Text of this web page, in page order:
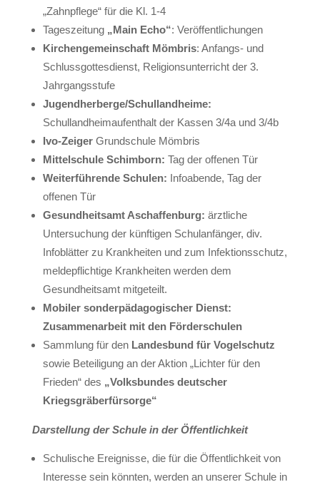
„Zahnpflege“ für die Kl. 1-4
Tageszeitung „Main Echo“: Veröffentlichungen
Kirchengemeinschaft Mömbris: Anfangs- und
Schlussgottesdienst, Religionsunterricht der 3.
Jahrgangsstufe
Jugendherberge/Schullandheime:
Schullandheimaufenthalt der Kassen 3/4a und 3/4b
Ivo-ZeigerGrundschule Mömbris
Mittelschule Schimborn: Tag der offenen Tür
Weiterführende Schulen: Infoabende, Tag der
offenen Tür
Gesundheitsamt Aschaffenburg: ärztliche
Untersuchung der künftigen Schulanfänger, div.
Infoblätter zu Krankheiten und zum Infektionsschutz,
meldepflichtige Krankheiten werden dem
Gesundheitsamt mitgeteilt.
Mobiler sonderpädagogischer Dienst:
Zusammenarbeit mit den Förderschulen
Sammlung für den Landesbund für Vogelschutz
sowie Beteiligung an der Aktion „Lichter für den
Frieden“ des „Volksbundes deutscher
Kriegsgräberfürsorge“
Darstellung der Schule in der Öffentlichkeit
Schulische Ereignisse, die für die Öffentlichkeit von
Interesse sein könnten, werden an unserer Schule in